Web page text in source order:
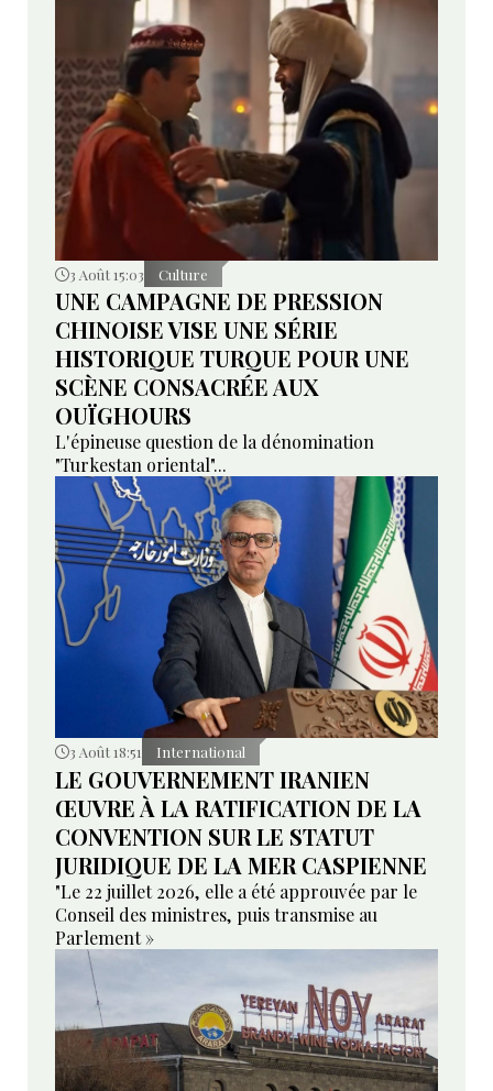
3 Août 15:03 Culture
UNE CAMPAGNE DE PRESSION
CHINOISE VISE UNE SÉRIE
HISTORIQUE TURQUE POUR UNE
SCÈNE CONSACRÉE AUX
OUÏGHOURS
L'épineuse question de la dénomination
"Turkestan oriental"...
3 Août 18:51 International
LE GOUVERNEMENT IRANIEN
ŒUVRE À LA RATIFICATION DE LA
CONVENTION SUR LE STATUT
JURIDIQUE DE LA MER CASPIENNE
"Le 22 juillet 2026, elle a été approuvée par le
Conseil des ministres, puis transmise au
Parlement »